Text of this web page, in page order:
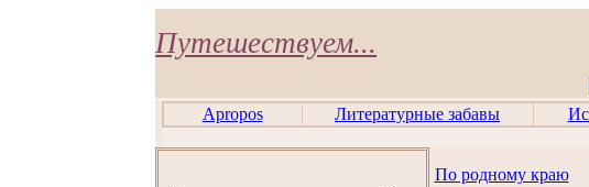
Путешествуем...
Apropos Литературные забавы
По родному краю